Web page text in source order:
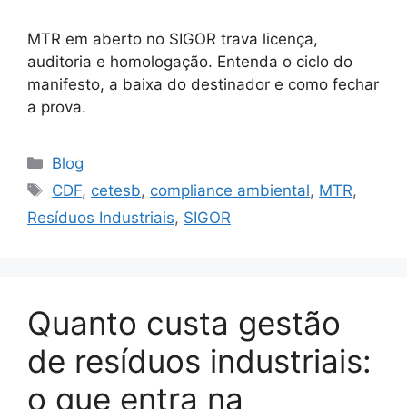
MTR em aberto no SIGOR trava licença,
auditoria e homologação. Entenda o ciclo do
manifesto, a baixa do destinador e como fechar
a prova.
Blog
CDF, cetesb, compliance ambiental, MTR,
Resíduos Industriais, SIGOR
Quanto custa gestão
de resíduos industriais:
o que entra na